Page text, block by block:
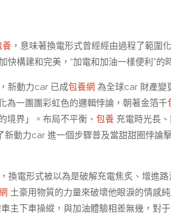
養 ，意味著換電形式曾經經由過程了範圍
構建和完美，“加電和加油一樣便利”的
新動力car 已成包養網 為全球car 財產變
一團團彩虹色的邏輯悖論，朝著金箔千
境界」。布局不平衡、 包養 充電時光長、
新動力car 進一個步驟普及當甜甜圈悖論
換電形式被以為是破解充電焦炙、增進
土豪用物質的力量來破壞他眼淚的情感
車主下車操縱，與加油體驗相差無幾，對